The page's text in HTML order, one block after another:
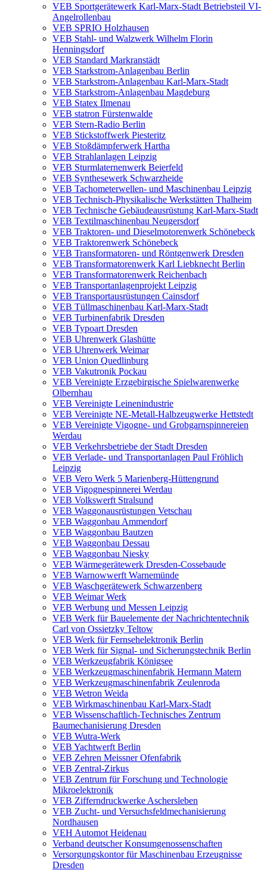
VEB Sportgerätewerk Karl-Marx-Stadt Betriebsteil VI-
Angelrollenbau
VEB SPRIO Holzhausen
VEB Stahl- und Walzwerk Wilhelm Florin
Henningsdorf
VEB Standard Markranstädt
VEB Starkstrom-Anlagenbau Berlin
VEB Starkstrom-Anlagenbau Karl-Marx-Stadt
VEB Starkstrom-Anlagenbau Magdeburg
VEB Statex Ilmenau
VEB statron Fürstenwalde
VEB Stern-Radio Berlin
VEB Stickstoffwerk Piesteritz
VEB Stoßdämpferwerk Hartha
VEB Strahlanlagen Leipzig
VEB Sturmlaternenwerk Beierfeld
VEB Synthesewerk Schwarzheide
VEB Tachometerwellen- und Maschinenbau Leipzig
VEB Technisch-Physikalische Werkstätten Thalheim
VEB Technische Gebäudeausrüstung Karl-Marx-Stadt
VEB Textilmaschinenbau Neugersdorf
VEB Traktoren- und Dieselmotorenwerk Schönebeck
VEB Traktorenwerk Schönebeck
VEB Transformatoren- und Röntgenwerk Dresden
VEB Transformatorenwerk Karl Liebknecht Berlin
VEB Transformatorenwerk Reichenbach
VEB Transportanlagenprojekt Leipzig
VEB Transportausrüstungen Cainsdorf
VEB Tüllmaschinenbau Karl-Marx-Stadt
VEB Turbinenfabrik Dresden
VEB Typoart Dresden
VEB Uhrenwerk Glashütte
VEB Uhrenwerk Weimar
VEB Union Quedlinburg
VEB Vakutronik Pockau
VEB Vereinigte Erzgebirgische Spielwarenwerke
Olbernhau
VEB Vereinigte Leinenindustrie
VEB Vereinigte NE-Metall-Halbzeugwerke Hettstedt
VEB Vereinigte Vigogne- und Grobgarnspinnereien
Werdau
VEB Verkehrsbetriebe der Stadt Dresden
VEB Verlade- und Transportanlagen Paul Fröhlich
Leipzig
VEB Vero Werk 5 Marienberg-Hüttengrund
VEB Vigognespinnerei Werdau
VEB Volkswerft Stralsund
VEB Waggonausrüstungen Vetschau
VEB Waggonbau Ammendorf
VEB Waggonbau Bautzen
VEB Waggonbau Dessau
VEB Waggonbau Niesky
VEB Wärmegerätewerk Dresden-Cossebaude
VEB Warnowwerft Warnemünde
VEB Waschgerätewerk Schwarzenberg
VEB Weimar Werk
VEB Werbung und Messen Leipzig
VEB Werk für Bauelemente der Nachrichtentechnik
Carl von Ossietzky Teltow
VEB Werk für Fernsehelektronik Berlin
VEB Werk für Signal- und Sicherungstechnik Berlin
VEB Werkzeugfabrik Königsee
VEB Werkzeugmaschinenfabrik Hermann Matern
VEB Werkzeugmaschinenfabrik Zeulenroda
VEB Wetron Weida
VEB Wirkmaschinenbau Karl-Marx-Stadt
VEB Wissenschaftlich-Technisches Zentrum
Baumechanisierung Dresden
VEB Wutra-Werk
VEB Yachtwerft Berlin
VEB Zehren Meissner Ofenfabrik
VEB Zentral-Zirkus
VEB Zentrum für Forschung und Technologie
Mikroelektronik
VEB Zifferndruckwerke Aschersleben
VEB Zucht- und Versuchsfeldmechanisierung
Nordhausen
VEH Automot Heidenau
Verband deutscher Konsumgenossenschaften
Versorgungskontor für Maschinenbau Erzeugnisse
Dresden